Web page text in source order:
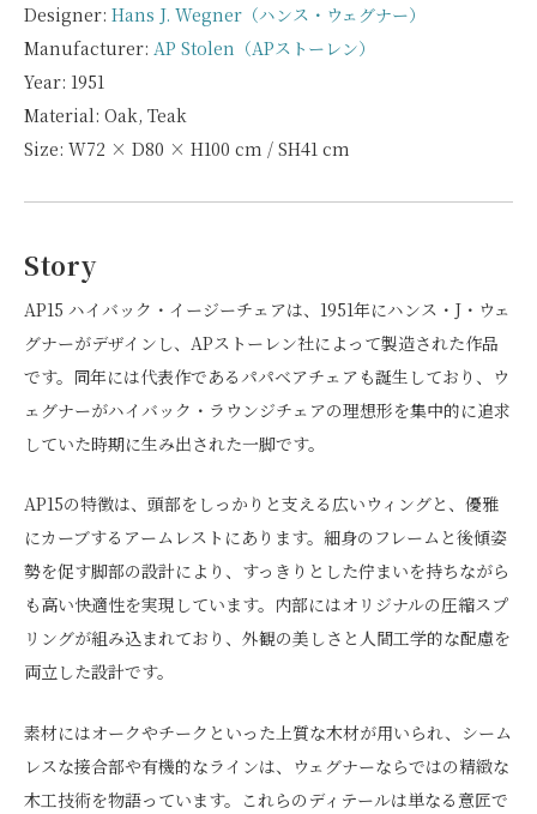
Designer: Hans J. Wegner（ハンス・ウェグナー）
Manufacturer: AP Stolen（APストーレン）
Year: 1951
Material: Oak, Teak
Size: W72 × D80 × H100 cm / SH41 cm
Story
AP15 ハイバック・イージーチェアは、1951年にハンス・J・ウェ
グナーがデザインし、APストーレン社によって製造された作品
です。同年には代表作であるパパベアチェアも誕生しており、ウ
ェグナーがハイバック・ラウンジチェアの理想形を集中的に追求
していた時期に生み出された一脚です。
AP15の特徴は、頭部をしっかりと支える広いウィングと、優雅
にカーブするアームレストにあります。細身のフレームと後傾姿
勢を促す脚部の設計により、すっきりとした佇まいを持ちながら
も高い快適性を実現しています。内部にはオリジナルの圧縮スプ
リングが組み込まれており、外観の美しさと人間工学的な配慮を
両立した設計です。
素材にはオークやチークといった上質な木材が用いられ、シーム
レスな接合部や有機的なラインは、ウェグナーならではの精緻な
木工技術を物語っています。これらのディテールは単なる意匠で